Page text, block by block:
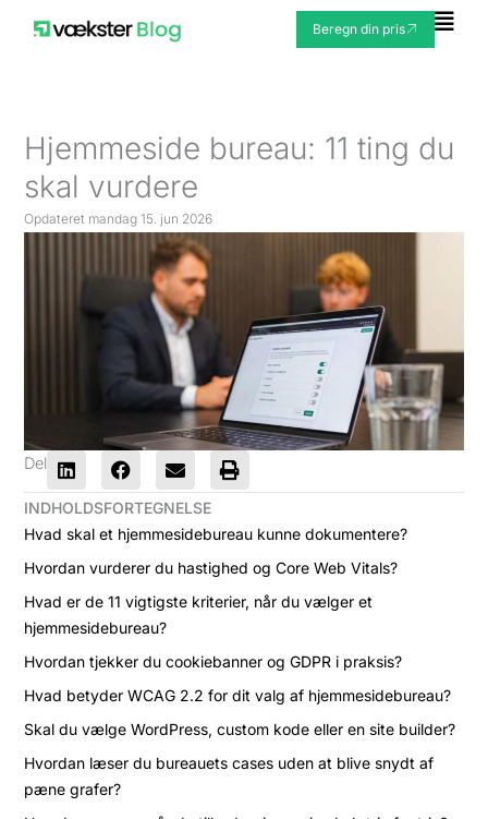
Beregn din pris
Hjemmeside bureau: 11 ting du
skal vurdere
Opdateret mandag 15. jun 2026
Del
INDHOLDSFORTEGNELSE
Hvad skal et hjemmesidebureau kunne dokumentere?
Hvordan vurderer du hastighed og Core Web Vitals?
Hvad er de 11 vigtigste kriterier, når du vælger et
hjemmesidebureau?
Hvordan tjekker du cookiebanner og GDPR i praksis?
Hvad betyder WCAG 2.2 for dit valg af hjemmesidebureau?
Skal du vælge WordPress, custom kode eller en site builder?
Hvordan læser du bureauets cases uden at blive snydt af
pæne grafer?